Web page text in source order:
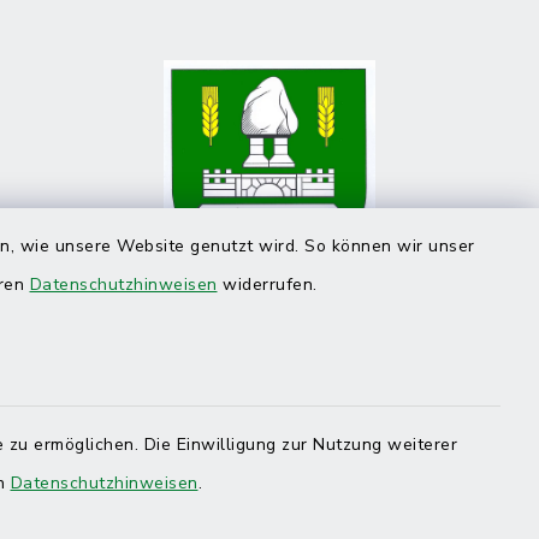
wie unsere Website genutzt wird. So können wir unser
Datenschutzhinweisen widerrufen.
ermöglichen. Die Einwilligung zur Nutzung weiterer
Datenschutzhinweisen.